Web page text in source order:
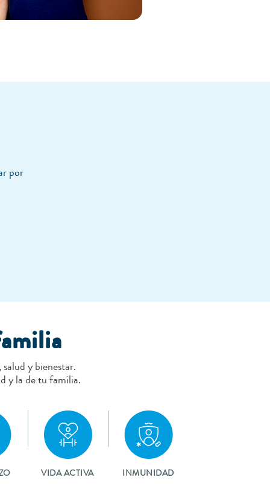
por
y bienestar.
y la de tu familia.
VIDA ACTIVA INMUNIDAD